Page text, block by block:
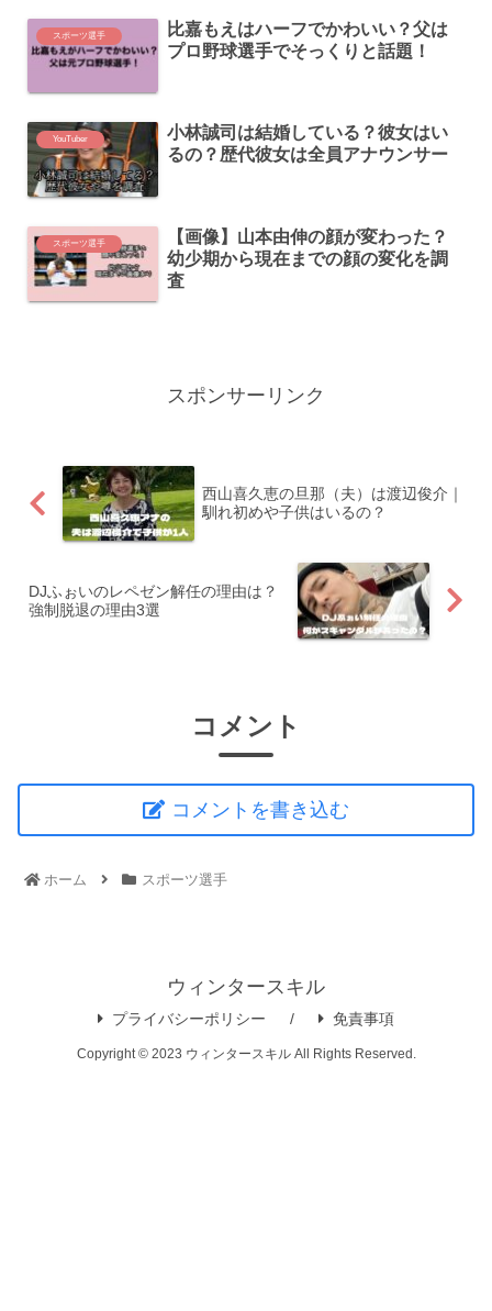
スポーツ選手
比嘉もえはハーフでかわいい？父は
プロ野球選手でそっくりと話題！
YouTuber
小林誠司は結婚している？彼女はい
るの？歴代彼女は全員アナウンサー
スポーツ選手
【画像】山本由伸の顔が変わった？
幼少期から現在までの顔の変化を調
査
スポンサーリンク
西山喜久恵の旦那（夫）は渡辺俊介｜
馴れ初めや子供はいるの？
DJふぉいのレペゼン解任の理由は？
強制脱退の理由3選
コメント
コメントを書き込む
ホーム スポーツ選手
ウィンタースキル
プライバシーポリシー 免責事項
Copyright © 2023 ウィンタースキル All Rights Reserved.